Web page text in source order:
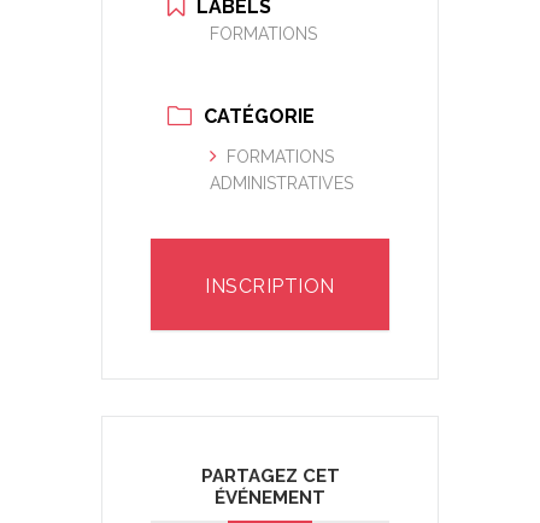
LABELS
FORMATIONS
CATÉGORIE
FORMATIONS
ADMINISTRATIVES
INSCRIPTION
PARTAGEZ CET
ÉVÉNEMENT